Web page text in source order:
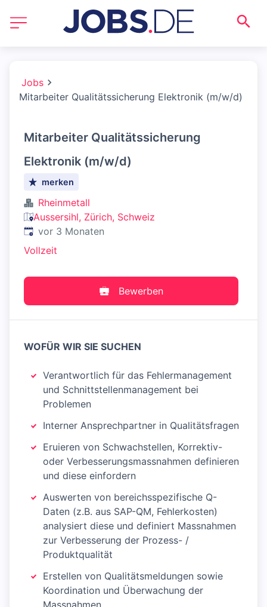
Jobs
Mitarbeiter Qualitätssicherung Elektronik (m/w/d)
Mitarbeiter Qualitätssicherung
Elektronik (m/w/d)
merken
Rheinmetall
Aussersihl, Zürich, Schweiz
Veröffentlicht:
vor 3 Monaten
Vollzeit
Bewerben
WOFÜR WIR SIE SUCHEN
Verantwortlich für das Fehlermanagement
und Schnittstellenmanagement bei
Problemen
Interner Ansprechpartner in Qualitätsfragen
Eruieren von Schwachstellen, Korrektiv-
oder Verbesserungsmassnahmen definieren
und diese einfordern
Auswerten von bereichsspezifische Q-
Daten (z.B. aus SAP-QM, Fehlerkosten)
analysiert diese und definiert Massnahmen
zur Verbesserung der Prozess- /
Produktqualität
Erstellen von Qualitätsmeldungen sowie
Koordination und Überwachung der
Massnahmen